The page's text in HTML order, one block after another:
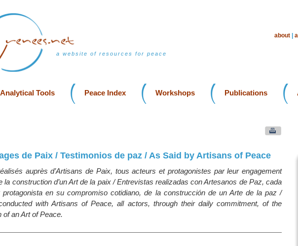
a website of resources for peace
about
Analytical Tools Peace Index Workshops Publications
de Paix / Testimonios de paz / As Said by Artisans of Peace
auprès d’Artisans de Paix, tous acteurs et protagonistes par leur engagement
la construction d’un Art de la paix / Entrevistas realizadas con Artesanos de Paz, cada
en su compromiso cotidiano, de la construcción de un Arte de la paz /
with Artisans of Peace, all actors, through their daily commitment, of the
of an Art of Peace.